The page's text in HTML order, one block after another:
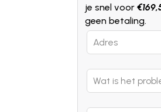
je snel voor
geen betaling.
Leave
this
blank